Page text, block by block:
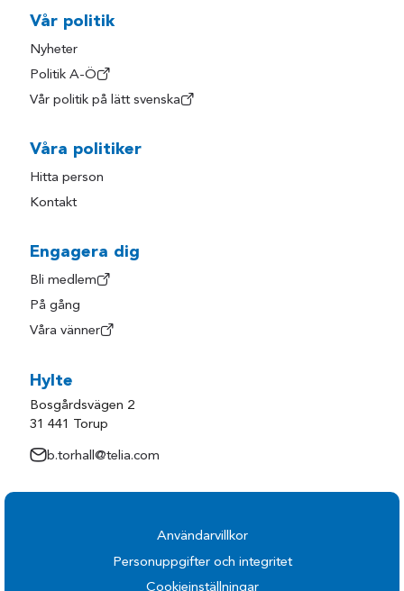
Vår politik
Nyheter
Politik A-Ö
Vår politik på lätt svenska
Våra politiker
Hitta person
Kontakt
Engagera dig
Bli medlem
På gång
Våra vänner
Hylte
Bosgårdsvägen 2
31 441 Torup
b.torhall@telia.com
Användarvillkor
Personuppgifter och integritet
Cookieinställningar